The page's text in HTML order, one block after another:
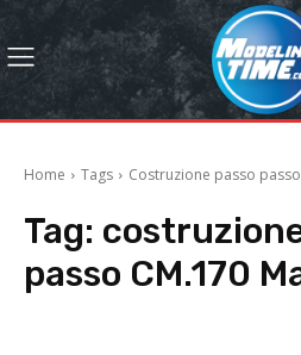
Home Tags Costruzione passo
Tag:
passo CM.170